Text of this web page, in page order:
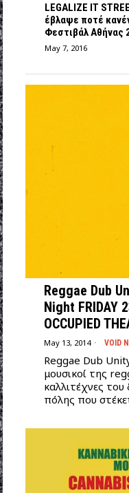
LEGALIZE IT
έβλαψε ποτέ
Φεστιβάλ Αθήνας
May 7, 2016
Reggae Dub
Night FRIDAY
OCCUPIED
May 13, 2014 VOID
Reggae Dub
μουσικοί της
καλλιτέχνες του
πόλης που